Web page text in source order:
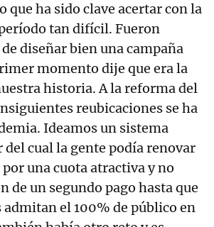
que ha sido clave acertar con la
tan difícil. Fueron
diseñar bien una campaña
momento dije que era la
historia. A la reforma del
reubicaciones se ha
Ideamos un sistema
cual la gente podía renovar
por una cuota atractiva y no
de un segundo pago hasta que
admitan el 100% de público en